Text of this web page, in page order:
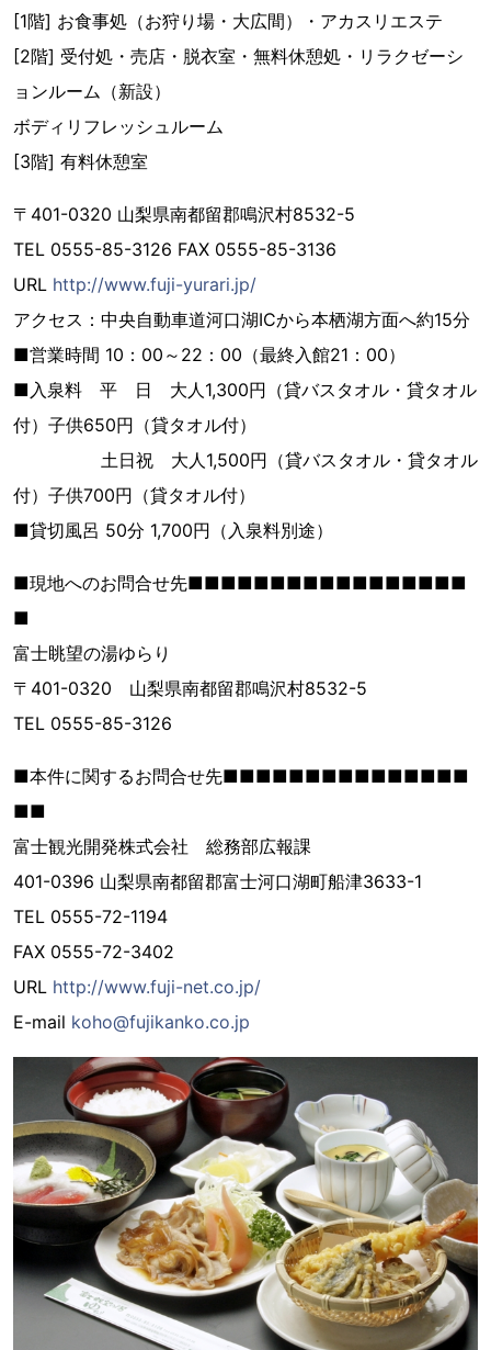
[1階] お食事処（お狩り場・大広間）・アカスリエステ
[2階] 受付処・売店・脱衣室・無料休憩処・リラクゼーシ
ョンルーム（新設）
ボディリフレッシュルーム
[3階] 有料休憩室
〒401-0320 山梨県南都留郡鳴沢村8532-5
TEL 0555-85-3126 FAX 0555-85-3136
URL http://www.fuji-yurari.jp/
アクセス：中央自動車道河口湖ICから本栖湖方面へ約15分
■営業時間 10：00～22：00（最終入館21：00）
■入泉料 平 日 大人1,300円（貸バスタオル・貸タオル
付）子供650円（貸タオル付）
土日祝 大人1,500円（貸バスタオル・貸タオル
付）子供700円（貸タオル付）
■貸切風呂 50分 1,700円（入泉料別途）
■現地へのお問合せ先■■■■■■■■■■■■■■■■■
■
富士眺望の湯ゆらり
〒401-0320 山梨県南都留郡鳴沢村8532-5
TEL 0555-85-3126
■本件に関するお問合せ先■■■■■■■■■■■■■■■
■■
富士観光開発株式会社 総務部広報課
401-0396 山梨県南都留郡富士河口湖町船津3633-1
TEL 0555-72-1194
FAX 0555-72-3402
URL http://www.fuji-net.co.jp/
E-mail koho@fujikanko.co.jp